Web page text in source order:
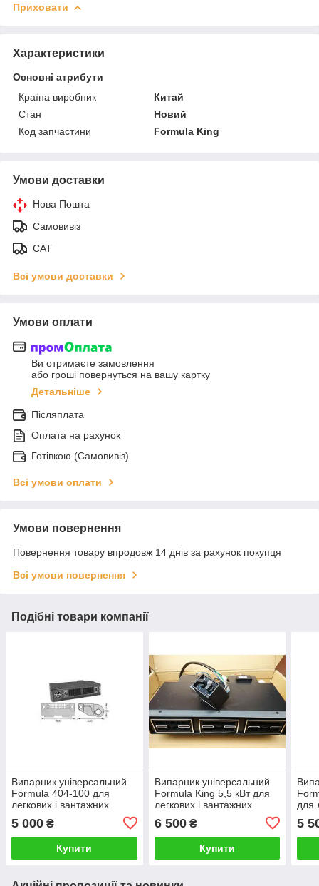
Приховати
Характеристики
Основні атрибути
Країна виробник
Китай
Стан
Новий
Код запчастини
Formula King
Умови доставки
Нова Пошта
Самовивіз
САТ
Всі умови доставки
Умови оплати
Ви отримаєте замовлення
або гроші повернуться на вашу картку
Детальніше
Післяплата
Оплата на рахунок
Готівкою (Самовивіз)
Всі умови оплати
Умови повернення
Повернення товару впродовж 14 днів за рахунок покупця
Всі умови повернення
Подібні товари компанії
Випарник універсальний
Formula 404-100 для
легкових і вантажних
автомобілів 12/24V холод
4,3 кВт
5 000 ₴
Купити
Випарник універсальний
Formula King 5,5 кВт для
легкових і вантажних
автомобілів 12/24V холод
6 500₴
Купити
для
5